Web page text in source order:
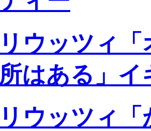
リウッツィ
所はある」イ
リウッツィ